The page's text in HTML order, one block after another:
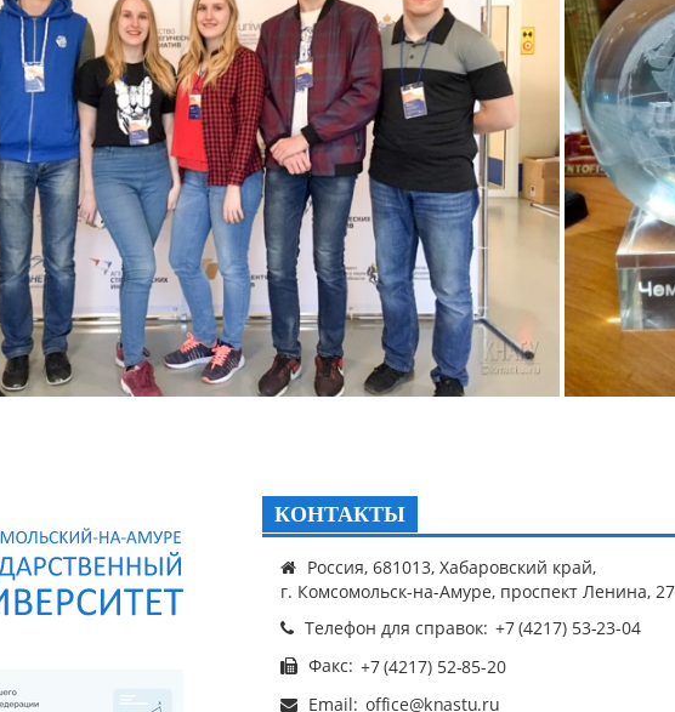
КОНТАКТЫ
Россия, 681013, Хабаровский край,
г. Комсомольск-на-Амуре, проспект Ленина, 27
Телефон для справок:
Факс:
Email: